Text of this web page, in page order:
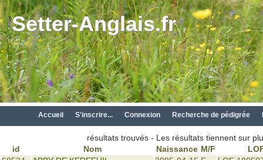
Setter-Anglais.fr
Accueil S'inscrire... Connexion Recherche de pédigrée
résultats trouvés - Les résultats tiennent sur
id
Nom Naissance M/F